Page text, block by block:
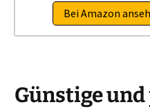
Bei Amazon
Günstige